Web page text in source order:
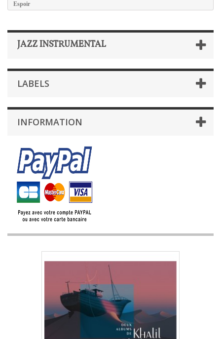
Espoir
JAZZ INSTRUMENTAL
LABELS
INFORMATION